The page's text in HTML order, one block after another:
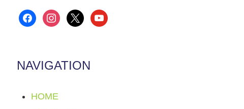
facebookinstagram
x youtube
NAVIGATION
HOME